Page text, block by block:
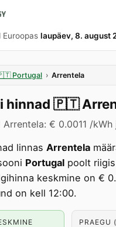
Euroopas laupäev, 8. august
Portugal › Arrentela
hinnad 🇵🇹
Arrentela: € 0.0011 /kWh
linnas Arrentela
Portugal poolt
keskmine on €
on kell 12:00.
PRAEGU